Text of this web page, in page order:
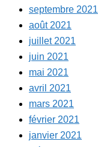
septembre 2021
août 2021
juillet 2021
juin 2021
mai 2021
avril 2021
mars 2021
février 2021
janvier 2021